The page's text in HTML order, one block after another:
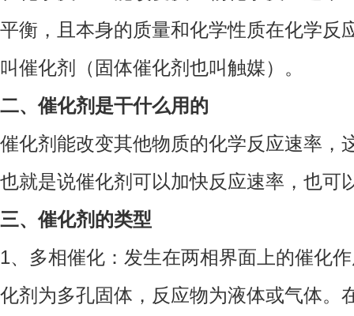
平衡，且本身的质量和化学性质在化学反
叫催化剂（固体催化剂也叫触媒）。
二、催化剂是干什么用的
催化剂能改变其他物质的化学反应速率，
也就是说催化剂可以加快反应速率，也可
三、催化剂的类型
1、多相催化：发生在两相界面上的催化
化剂为多孔固体，反应物为液体或气体。